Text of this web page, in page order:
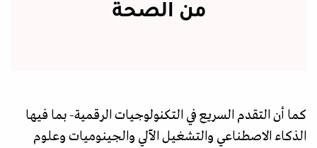
من الصحة
كما أن التقدم السريع في التكنولوجيات الرقمية- بما فيها
الذكاء الاصطناعي والتشغيل الآلي والجينوميات وعلوم